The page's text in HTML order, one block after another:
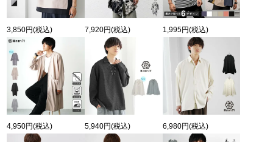
3,850円(税込) 7,920円(税込) 1,995円(税込)
4,950円(税込) 5,940円(税込) 6,980円(税込)